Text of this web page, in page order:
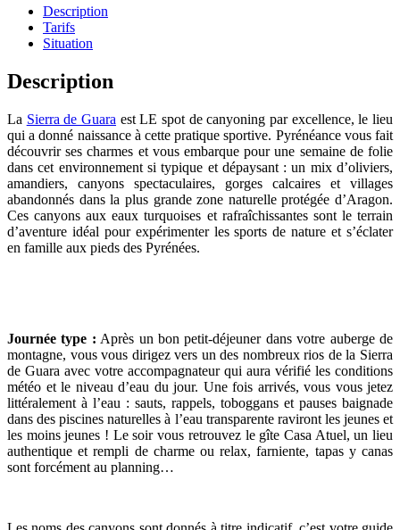
Description
Tarifs
Situation
Description
La Sierra de Guara est LE spot de canyoning par excellence, le lieu
qui a donné naissance à cette pratique sportive. Pyrénéance vous fait
découvrir ses charmes et vous embarque pour une semaine de folie
dans cet environnement si typique et dépaysant : un mix d’oliviers,
amandiers, canyons spectaculaires, gorges calcaires et villages
abandonnés dans la plus grande zone naturelle protégée d’Aragon.
Ces canyons aux eaux turquoises et rafraîchissantes sont le terrain
d’aventure idéal pour expérimenter les sports de nature et s’éclater
en famille aux pieds des Pyrénées.
Journée type : Après un bon petit-déjeuner dans votre auberge de
montagne, vous vous dirigez vers un des nombreux rios de la Sierra
de Guara avec votre accompagnateur qui aura vérifié les conditions
météo et le niveau d’eau du jour. Une fois arrivés, vous vous jetez
littéralement à l’eau : sauts, rappels, toboggans et pauses baignade
dans des piscines naturelles à l’eau transparente raviront les jeunes et
les moins jeunes ! Le soir vous retrouvez le gîte Casa Atuel, un lieu
authentique et rempli de charme ou relax, farniente, tapas y canas
sont forcément au planning…